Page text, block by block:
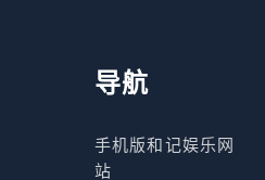
导航
手机版和记娱乐网
站